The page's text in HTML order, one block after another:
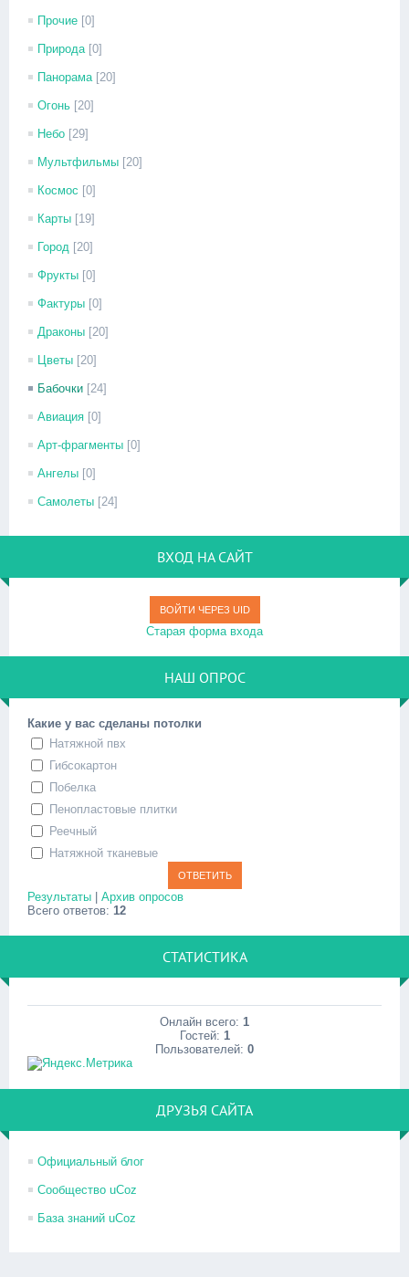
Прочие [0]
Природа [0]
Панорама [20]
Огонь [20]
Небо [29]
Мультфильмы [20]
Космос [0]
Карты [19]
Город [20]
Фрукты [0]
Фактуры [0]
Драконы [20]
Цветы [20]
Бабочки [24]
Авиация [0]
Арт-фрагменты [0]
Ангелы [0]
Самолеты [24]
ВХОД НА САЙТ
ВОЙТИ ЧЕРЕЗ UID
Старая форма входа
НАШ ОПРОС
Какие у вас сделаны потолки
Натяжной пвх
Гибсокартон
Побелка
Пенопластовые плитки
Реечный
Натяжной тканевые
Результаты | Архив опросов
Всего ответов: 12
СТАТИСТИКА
Онлайн всего: 1
Гостей: 1
Пользователей: 0
ДРУЗЬЯ САЙТА
Официальный блог
Сообщество uCoz
База знаний uCoz